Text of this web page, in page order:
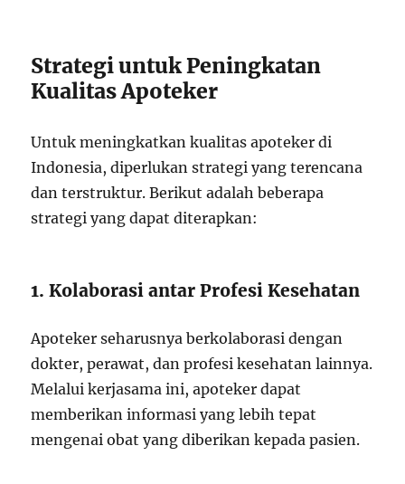
Strategi untuk Peningkatan
Kualitas Apoteker
Untuk meningkatkan kualitas apoteker di
Indonesia, diperlukan strategi yang terencana
dan terstruktur. Berikut adalah beberapa
strategi yang dapat diterapkan:
1. Kolaborasi antar Profesi Kesehatan
Apoteker seharusnya berkolaborasi dengan
dokter, perawat, dan profesi kesehatan lainnya.
Melalui kerjasama ini, apoteker dapat
memberikan informasi yang lebih tepat
mengenai obat yang diberikan kepada pasien.